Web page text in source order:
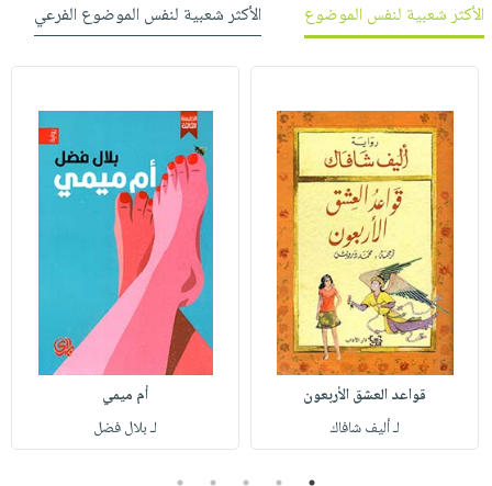
الأكثر شعبية لنفس الموضوع الأكثر شعبية لنفس الموضوع الفرعي
قواعد العشق الأربعون
لـ أليف شافاك
أم ميمي
لـ بلال فضل